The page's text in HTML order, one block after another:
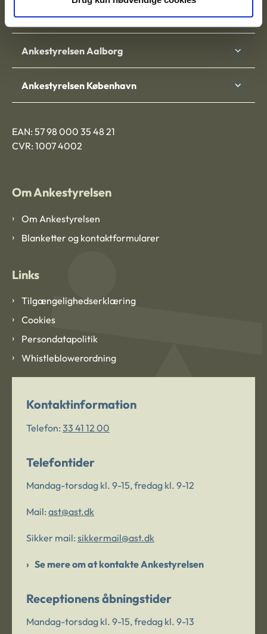
9000 Aalborg
Ankestyrelsen Aalborg
Ankestyrelsen København
EAN: 57 98 000 35 48 21
CVR: 1007 4002
Om Ankestyrelsen
Om Ankestyrelsen
Blanketter og kontaktformularer
Links
Tilgængelighedserklæring
Cookies
Persondatapolitik
Whistleblowerordning
Kontaktinformation
Telefon: 33 41 12 00
Telefontider
Mandag-torsdag kl. 9-15, fredag kl. 9-12
Mail: ast@ast.dk
Sikker mail: sikkermail@ast.dk
Se mere om at kontakte Ankestyrelsen
Receptionens åbningstider
Mandag-torsdag kl. 9-15, fredag kl. 9-13